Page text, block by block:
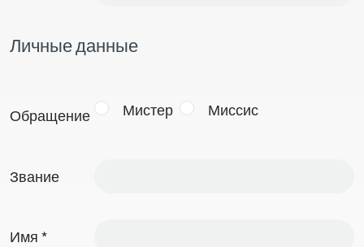
Личные данные
Обращение Мистер Миссис
Звание
Имя *